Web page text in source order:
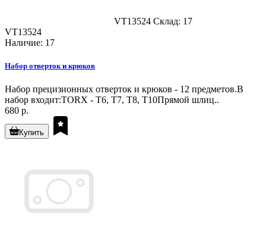
VT13524 Склад: 17
VT13524
Наличие: 17
Набор отверток и крюков
Набор прецизионных отверток и крюков - 12 предметов.В
набор входит:TORX - T6, T7, T8, T10Прямой шлиц..
680 р.
Купить